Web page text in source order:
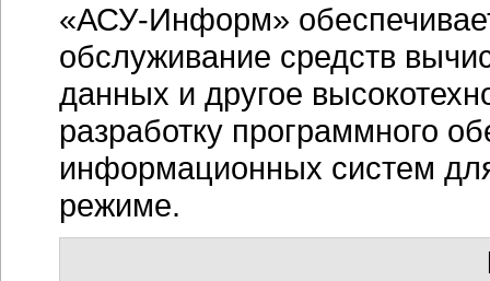
«АСУ-Информ»
обслуживание средств
данных и другое
разработку программного
информационных систем
режиме.